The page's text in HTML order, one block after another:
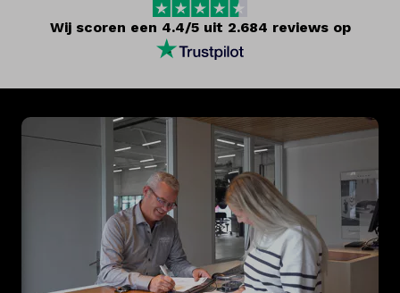
Wij scoren een 4.4/5 uit 2.684 reviews op